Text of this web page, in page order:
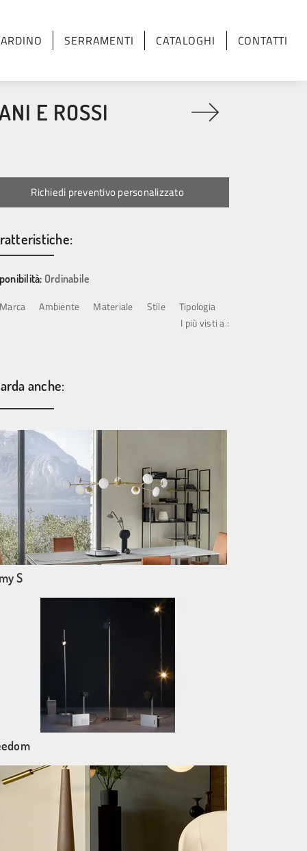
SERRAMENTI CATALOGHI CONTATTI
E ROSSI
Richiedi preventivo personalizzato
Ordinabile
Marca Ambiente Materiale Stile
Tipologia
I più visti a :
anche:
S